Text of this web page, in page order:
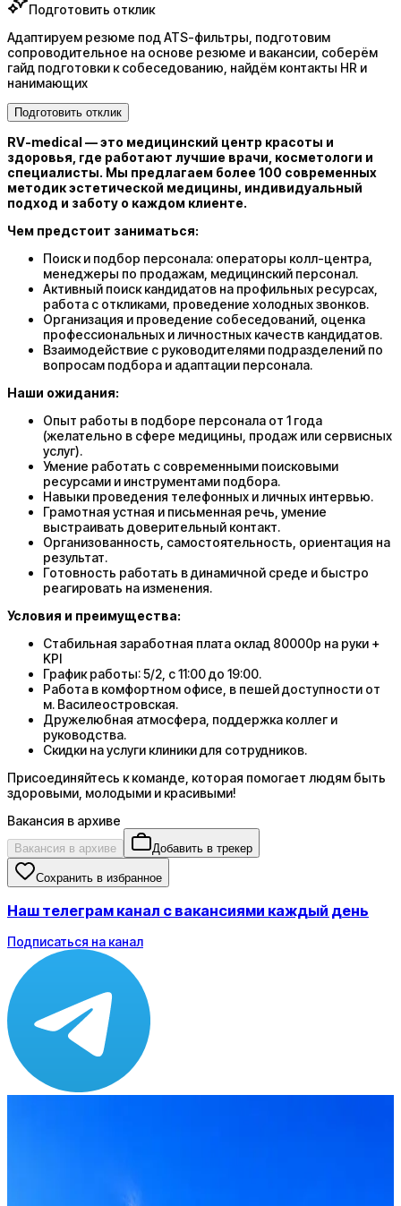
Подготовить отклик
Адаптируем резюме под ATS-фильтры, подготовим
сопроводительное на основе резюме и вакансии, соберём
гайд подготовки к собеседованию, найдём контакты HR и
нанимающих
Подготовить отклик
RV-medical — это медицинский центр красоты и
здоровья, где работают лучшие врачи, косметологи и
специалисты. Мы предлагаем более 100 современных
методик эстетической медицины, индивидуальный
подход и заботу о каждом клиенте.
Чем предстоит заниматься:
Поиск и подбор персонала: операторы колл-центра,
менеджеры по продажам, медицинский персонал.
Активный поиск кандидатов на профильных ресурсах,
работа с откликами, проведение холодных звонков.
Организация и проведение собеседований, оценка
профессиональных и личностных качеств кандидатов.
Взаимодействие с руководителями подразделений по
вопросам подбора и адаптации персонала.
Наши ожидания:
Опыт работы в подборе персонала от 1 года
(желательно в сфере медицины, продаж или сервисных
услуг).
Умение работать с современными поисковыми
ресурсами и инструментами подбора.
Навыки проведения телефонных и личных интервью.
Грамотная устная и письменная речь, умение
выстраивать доверительный контакт.
Организованность, самостоятельность, ориентация на
результат.
Готовность работать в динамичной среде и быстро
реагировать на изменения.
Условия и преимущества:
Стабильная заработная плата оклад 80000р на руки +
KPI
График работы: 5/2, с 11:00 до 19:00.
Работа в комфортном офисе, в пешей доступности от
м. Василеостровская.
Дружелюбная атмосфера, поддержка коллег и
руководства.
Скидки на услуги клиники для сотрудников.
Присоединяйтесь к команде, которая помогает людям быть
здоровыми, молодыми и красивыми!
Вакансия в архиве
Вакансия в архиве Добавить в трекер
Сохранить в избранное
Наш телеграм канал с вакансиями каждый день
Подписаться на канал